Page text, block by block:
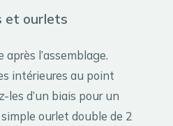
et ourlets
après l’assemblage.
intérieures au point
les d’un biais pour un
ourlet double de 2